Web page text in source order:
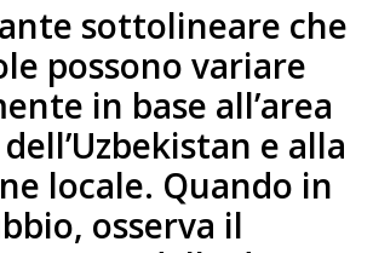
sottolineare che
possono variare
in base all’area
e alla
locale. Quando in
osserva il